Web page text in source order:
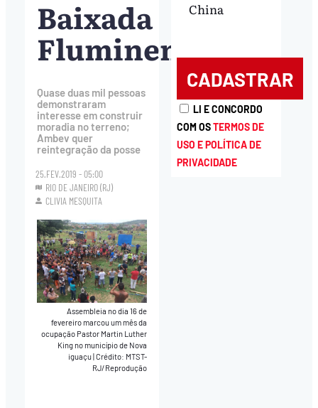
Baixada
Fluminense
Quase duas mil pessoas
demonstraram
interesse em construir
moradia no terreno;
Ambev quer
reintegração da posse
25.FEV.2019 - 05:00
RIO DE JANEIRO (RJ)
CLIVIA MESQUITA
Assembleia no dia 16 de
fevereiro marcou um mês da
ocupação Pastor Martin Luther
King no município de Nova
iguaçu|Crédito: MTST-
RJ/Reprodução
China
LI E CONCORDO
COM OSTERMOS DE
USO E POLÍTICA DE
PRIVACIDADE